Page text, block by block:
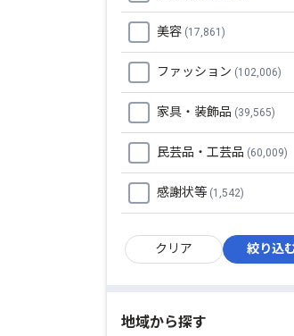
美容 (17,861)
ファッション (102,006)
家具・装飾品 (39,565)
民芸品・工芸品 (60,009)
感謝状等 (1,542)
地域から探す